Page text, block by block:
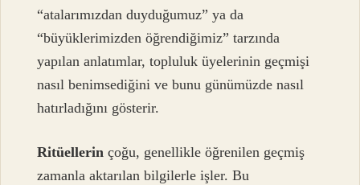
“atalarımızdan duyduğumuz” ya da
“büyüklerimizden öğrendiğimiz” tarzında
yapılan anlatımlar, topluluk üyelerinin geçmişi
nasıl benimsediğini ve bunu günümüzde nasıl
hatırladığını gösterir.
Ritüellerin çoğu, genellikle öğrenilen geçmiş
zamanla aktarılan bilgilerle işler. Bu